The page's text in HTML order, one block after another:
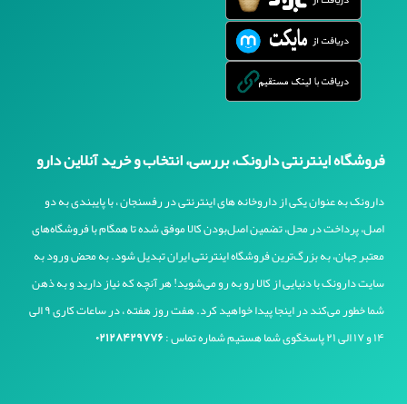
فروشگاه اینترنتی دارونک، بررسی، انتخاب و خرید آنلاین دارو
دارونک به عنوان یکی از داروخانه های اینترنتی در رفسنجان ، با پایبندی به دو
اصل، پرداخت در محل، تضمین اصل‌بودن کالا موفق شده تا همگام با فروشگاه‌های
معتبر جهان، به بزرگ‌ترین فروشگاه اینترنتی ایران تبدیل شود. به محض ورود به
سایت دارونک با دنیایی از کالا رو به رو می‌شوید! هر آنچه که نیاز دارید و به ذهن
شما خطور می‌کند در اینجا پیدا خواهید کرد. هفت روز هفته ، در ساعات کاری ۹ الی
۱۴ و ۱۷ الی ۲۱ پاسخگوی شما هستیم شماره تماس :
۰۲۱۲۸۴۲۹۷۷۶